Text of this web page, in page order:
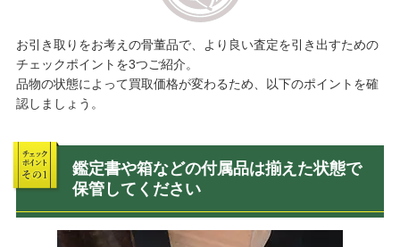
お引き取りをお考えの骨董品で、より良い査定を引き出すための
チェックポイントを3つご紹介。
品物の状態によって買取価格が変わるため、以下のポイントを確
認しましょう。
鑑定書や箱などの付属品は揃えた状態で
保管してください